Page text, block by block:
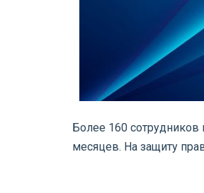
Более 160 сотрудников
месяцев. На защиту